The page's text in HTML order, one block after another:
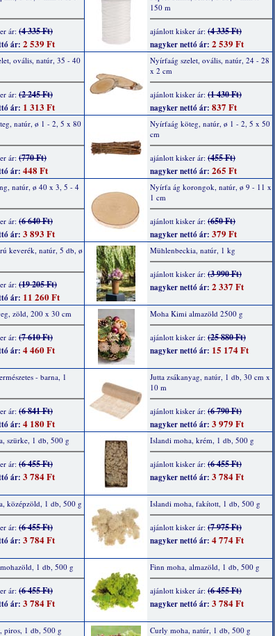
ár: (4 335 Ft)
ár: 2 539 Ft
150 m
ajánlott kisker ár: (4 335 Ft)
nagyker nettó ár: 2 539 Ft
ovális, natúr, 35 - 40
ár: (2 245 Ft)
ár: 1 313 Ft
Nyírfaág szelet, ovális, natúr, 24 - 28
x 2 cm
ajánlott kisker ár: (1 430 Ft)
nagyker nettó ár: 837 Ft
natúr, ø 1 - 2, 5 x 80
ár: (770 Ft)
ár: 448 Ft
Nyírfaág köteg, natúr, ø 1 - 2, 5 x 50
cm
ajánlott kisker ár: (455 Ft)
nagyker nettó ár: 265 Ft
natúr, ø 40 x 3, 5 - 4
ár: (6 640 Ft)
ár: 3 893 Ft
Nyírfa ág korongok, natúr, ø 9 - 11 x
1 cm
ajánlott kisker ár: (650 Ft)
nagyker nettó ár: 379 Ft
keverék, natúr, 5 db, ø
ár: (19 205 Ft)
ár: 11 260 Ft
Mühlenbeckia, natúr, 1 kg
ajánlott kisker ár: (3 990 Ft)
nagyker nettó ár: 2 337 Ft
zöld, 200 x 30 cm
ár: (7 610 Ft)
ár: 4 460 Ft
Moha Kimi almazöld 2500 g
ajánlott kisker ár: (25 880 Ft)
nagyker nettó ár: 15 174 Ft
- barna, 1
ár: (6 841 Ft)
ár: 4 180 Ft
Jutta zsákanyag, natúr, 1 db, 30 cm x
10 m
ajánlott kisker ár: (6 790 Ft)
nagyker nettó ár: 3 979 Ft
szürke, 1 db, 500 g
ár: (6 455 Ft)
ár: 3 784 Ft
Islandi moha, krém, 1 db, 500 g
ajánlott kisker ár: (6 455 Ft)
nagyker nettó ár: 3 784 Ft
középzöld, 1 db, 500 g
ár: (6 455 Ft)
ár: 3 784 Ft
Islandi moha, fakított, 1 db, 500 g
ajánlott kisker ár: (7 975 Ft)
nagyker nettó ár: 4 774 Ft
1 db, 500 g
ár: (6 455 Ft)
ár: 3 784 Ft
Finn moha, almazöld, 1 db, 500 g
ajánlott kisker ár: (6 455 Ft)
nagyker nettó ár: 3 784 Ft
piros, 1 db, 500 g Curly moha, natúr, 1 db, 500 g